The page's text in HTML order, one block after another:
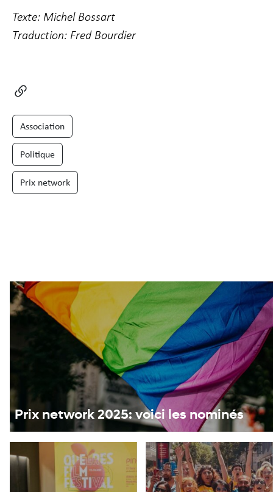
Association
Politique
Prix network
Texte: Michel Bossart
Traduction: Fred Bourdier
Prix network 2025: voici les nominés
et votre
comportement
lorsque vous
chances de
voir du
offres
personnalisés.